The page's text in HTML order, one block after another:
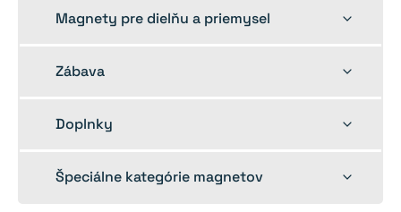
Magnety pre dielňu a priemysel
Toggle
Zábava
Toggle
Doplnky
Toggle
Špeciálne kategórie magnetov
Toggle